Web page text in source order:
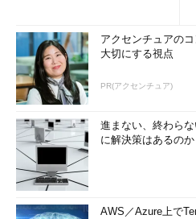
アクセンチュアの
大切にする視点
PR(アクセンチュア)
進まない、終わら
に解決策はあるの
AWS／Azure上で